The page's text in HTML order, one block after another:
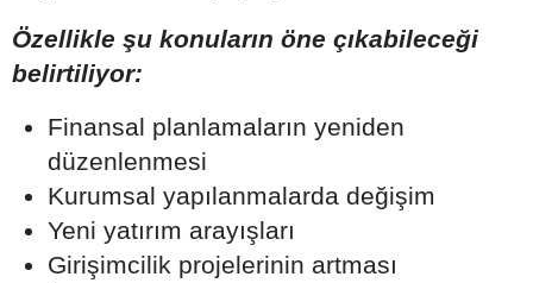
Özellikle şu konuların öne çıkabileceği
belirtiliyor:
Finansal planlamaların yeniden
düzenlenmesi
Kurumsal yapılanmalarda değişim
Yeni yatırım arayışları
Girişimcilik projelerinin artması